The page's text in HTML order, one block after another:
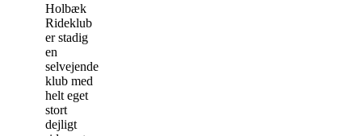
Holbæk
Rideklub
er stadig
en
selvejende
klub med
helt eget
stort
dejligt